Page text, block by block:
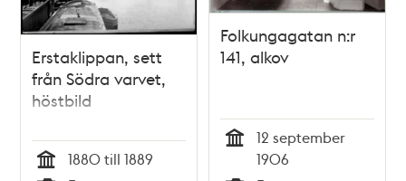
Erstaklippan, sett
från Södra varvet,
höstbild
1880 till 1889
Folkungagatan n:r
141, alkov
12 september
1906